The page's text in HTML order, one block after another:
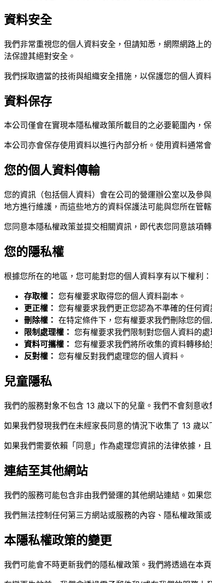
資料安全
我們非常重視您的個人資料安全，但請知悉，網際網路上
法保證其絕對安全。
我們採取適當的技術與組織安全措施，以保護您的個人資
資料保存
本公司僅會在實現本隱私權政策所載目的之必要範圍內，
本公司亦會保存使用資料以進行內部分析。使用資料通常
您的個人資料傳輸
您的資訊（包括個人資料）會在公司的營運辦公室以及參
地方進行維護，而這些地方的資料保護法可能與您所在管
您同意本隱私權政策並提交相關資訊，即代表您同意該項轉
您的隱私權
根據您所在的地區，您可能對您的個人資料享有以下權利：
存取權： 您有權要求取得您的個人資料副本。
更正權： 您有權要求我們更正您認為不準確的任何資
刪除權： 在特定條件下，您有權要求我們刪除您的個
限制處理權： 您有權要求我們限制對您個人資料的處
資料可攜權： 您有權要求我們將所收集的資料轉移給
反對權： 您有權反對我們處理您的個人資料。
兒童隱私
我們的服務對象不包含 13 歲以下的兒童。我們不會刻意
如果我們發現我們在未經家長同意的情況下收集了 13 歲
如果我們需要依賴「同意」作為處理您資訊的法律依據，
連結至其他網站
我們的服務可能包含非由我們營運的其他網站連結。如果
我們無法控制任何第三方網站或服務的內容、隱私權政策
本隱私權政策的變更
我們可能會不時更新我們的隱私權政策。我們將透過在本